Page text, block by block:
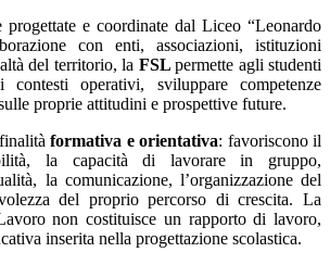
progettate e coordinate dal Liceo “Leonardo
con enti, associazioni, istituzioni
del territorio, la FSL permette agli studenti
contesti operativi, sviluppare competenze
proprie attitudini e prospettive future.
formativa e orientativa: favoriscono il
la capacità di lavorare in gruppo,
la comunicazione, l’organizzazione del
del proprio percorso di crescita. La
non costituisce un rapporto di lavoro,
inserita nella progettazione scolastica.